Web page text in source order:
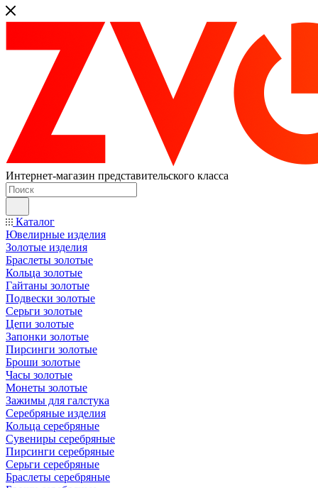
Интернет-магазин представительского класса
Каталог
Ювелирные изделия
Золотые изделия
Браслеты золотые
Кольца золотые
Гайтаны золотые
Подвески золотые
Серьги золотые
Цепи золотые
Запонки золотые
Пирсинги золотые
Броши золотые
Часы золотые
Монеты золотые
Зажимы для галстука
Серебряные изделия
Кольца серебряные
Сувениры серебряные
Пирсинги серебряные
Серьги серебряные
Браслеты серебряные